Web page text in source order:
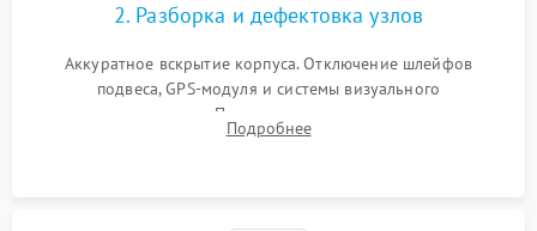
2. Разборка и дефектовка узлов
Аккуратное вскрытие корпуса. Отключение шлейфов
подвеса, GPS-модуля и системы визуального
позиционирования. Проверка полетного контроллера,
регуляторов оборотов (ESC) и бесколлекторных моторов на
Подробнее